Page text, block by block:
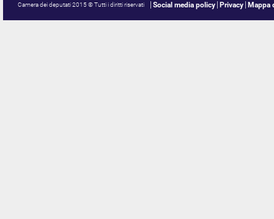
Camera dei deputati 2015 © Tutti i diritti riservati Social media policy Privacy Mappa